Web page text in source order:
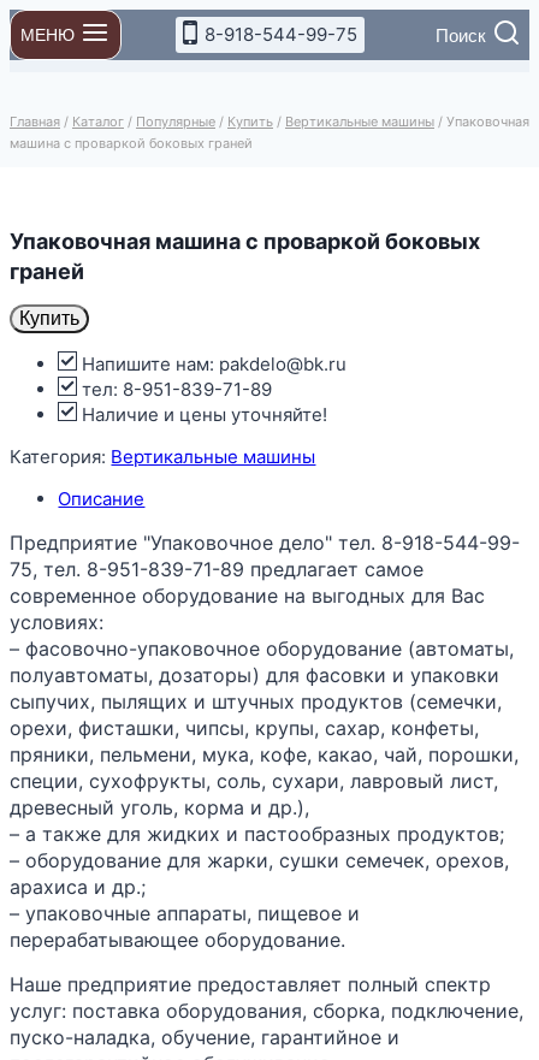
Перейти
к
содержимому
МЕНЮ 8-918-544-99-75 Поиск
Главная / Каталог / Популярные / Купить / Вертикальные машины / Упаковочная
машина с проваркой боковых граней
Упаковочная машина с проваркой боковых
граней
Купить
Напишите нам: pakdelo@bk.ru
тел: 8-951-839-71-89
Наличие и цены уточняйте!
Категория: Вертикальные машины
Описание
Предприятие "Упаковочное дело" тел. 8-918-544-99-
75, тел. 8-951-839-71-89 предлагает самое
современное оборудование на выгодных для Вас
условиях:
– фасовочно-упаковочное оборудование (автоматы,
полуавтоматы, дозаторы) для фасовки и упаковки
сыпучих, пылящих и штучных продуктов (семечки,
орехи, фисташки, чипсы, крупы, сахар, конфеты,
пряники, пельмени, мука, кофе, какао, чай, порошки,
специи, сухофрукты, соль, сухари, лавровый лист,
древесный уголь, корма и др.),
– а также для жидких и пастообразных продуктов;
– оборудование для жарки, сушки семечек, орехов,
арахиса и др.;
– упаковочные аппараты, пищевое и
перерабатывающее оборудование.
Наше предприятие предоставляет полный спектр
услуг: поставка оборудования, сборка, подключение,
пуско-наладка, обучение, гарантийное и